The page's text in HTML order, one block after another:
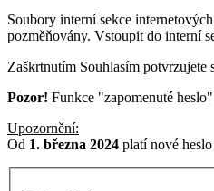
Soubory interní sekce
pozměňovány. Vstoupit do interní
Zaškrtnutím Souhlasím potvrzujete
Pozor! Funkce "zapomenuté
Upozornění:
Od 1. března 2024 platí nové